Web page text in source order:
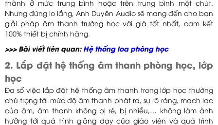
thành ở mức trung bình hoặc trên trung bình một chút.
Nhưng đừng lo lắng, Anh Duyên Audio sẽ mang đến cho bạn
giải pháp âm thanh trường học với giá tốt nhất, cam kết
100% thiết bị chính hãng.
>>> Bài viết liên quan: Hệ thống loa phòng học
2. Lắp đặt hệ thống âm thanh phòng học, lớp
học
Đa số việc lắp đặt hệ thống âm thanh trong lớp học thường
chú trọng tới mức độ âm thanh phát ra, sự rõ ràng, mạch lạc
của âm, âm thanh không bị rè, bị nhiễu,… không làm ảnh
hưởng tới quá trình giảng dạy của giáo viên và quá trình